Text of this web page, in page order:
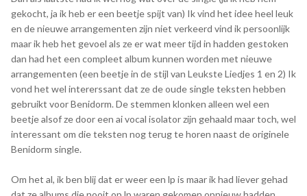
gekocht, ja ik heb er een beetje spijt van) Ik vind het idee heel leuk
en de nieuwe arrangementen zijn niet verkeerd vind ik persoonlijk
maar ik heb het gevoel als ze er wat meer tijd in hadden gestoken
dan had het een compleet album kunnen worden met nieuwe
arrangementen (een beetje in de stijl van Leukste Liedjes 1 en 2) Ik
vond het wel intererssant dat ze de oude single teksten hebben
gebruikt voor Benidorm. De stemmen klonken alleen wel een
beetje alsof ze door een ai vocal isolator zijn gehaald maar toch, wel
interessant om die teksten nog terug te horen naast de originele
Benidorm single.
Om het al, ik ben blij dat er weer een lp is maar ik had liever gehad